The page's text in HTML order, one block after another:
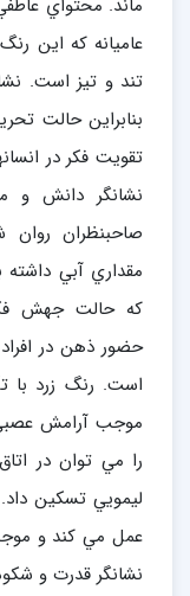
عاميانه كه اين
تند و تيز است.
بنابراين حالت
تقويت فكر در
نشانگر دانش و
صاحبنظران روان
مقداري آبي
كه حالت جهش
حضور ذهن در
است. رنگ زرد با
موجب آرامش
را مي توان در
ليمويي تسكين
عمل مي كند و
نشانگر قدرت و